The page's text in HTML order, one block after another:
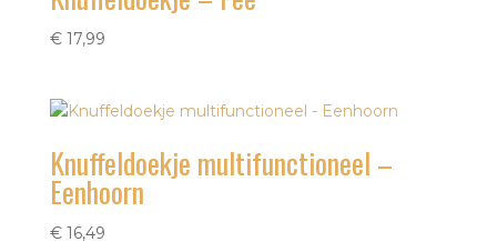
€17,99
Knuffeldoekje multifunctioneel –
Eenhoorn
€16,49